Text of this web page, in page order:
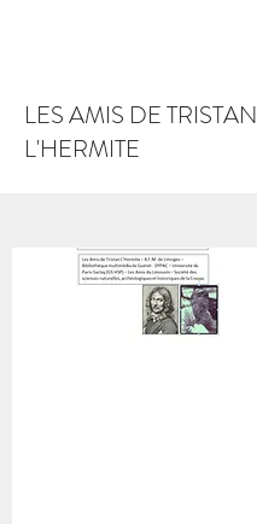
LES AMIS DE TRISTAN
L'HERMITE